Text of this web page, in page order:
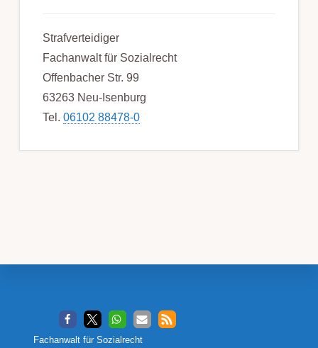
Strafverteidiger
Fachanwalt für Sozialrecht
Offenbacher Str. 99
63263 Neu-Isenburg
Tel. 06102 88478-0
Footer
Fachanwalt für Sozialrecht